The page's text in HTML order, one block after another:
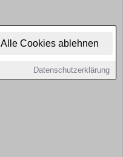
Alle Cookies ablehnen
Datenschutzerklärung